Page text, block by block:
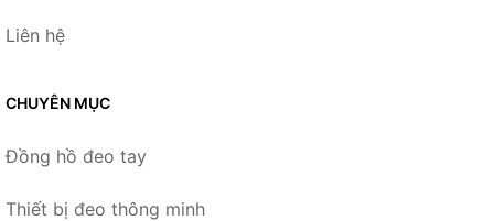
Liên hệ
CHUYÊN MỤC
Đồng hồ đeo tay
Thiết bị đeo thông minh